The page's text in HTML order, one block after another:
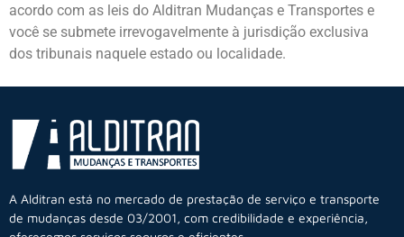
acordo com as leis do Alditran Mudanças e Transportes e
você se submete irrevogavelmente à jurisdição exclusiva
dos tribunais naquele estado ou localidade.
A Alditran está no mercado de prestação de serviço e transporte
de mudanças desde 03/2001, com credibilidade e experiência,